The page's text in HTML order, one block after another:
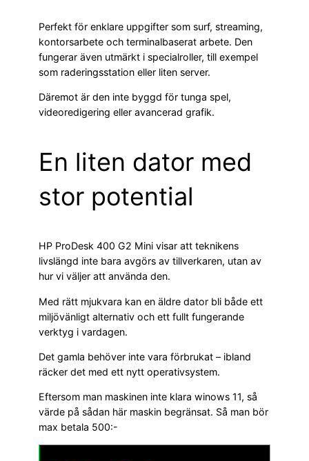
Perfekt för enklare uppgifter som surf, streaming,
kontorsarbete och terminalbaserat arbete. Den
fungerar även utmärkt i specialroller, till exempel
som raderingsstation eller liten server.
Däremot är den inte byggd för tunga spel,
videoredigering eller avancerad grafik.
En liten dator med
stor potential
HP ProDesk 400 G2 Mini visar att teknikens
livslängd inte bara avgörs av tillverkaren, utan av
hur vi väljer att använda den.
Med rätt mjukvara kan en äldre dator bli både ett
miljövänligt alternativ och ett fullt fungerande
verktyg i vardagen.
Det gamla behöver inte vara förbrukat – ibland
räcker det med ett nytt operativsystem.
Eftersom man maskinen inte klara winows 11, så
värde på sådan här maskin begränsat. Så man bör
max betala 500:-